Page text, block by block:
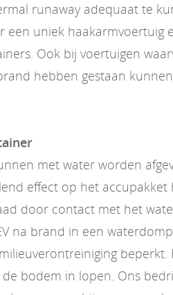
runaway adequaat te
een uniek haakarmvoertuig
Ook bij voertuigen
hebben gestaan
met water worden
effect op het accupakket
door contact met het
na brand in een
beperkt.
bodem in lopen. Ons